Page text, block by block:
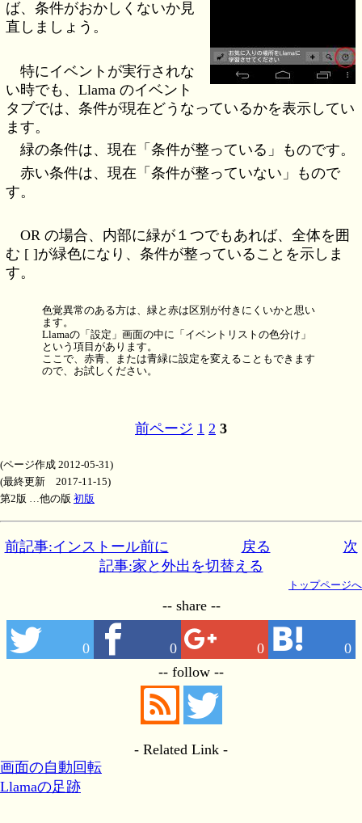
ば、条件がおかしくないか見
直しましょう。
特にイベントが実行されな
い時でも、Llama のイベント
タブでは、条件が現在どうなっているかを表示してい
ます。
緑の条件は、現在「条件が整っている」ものです。
赤い条件は、現在「条件が整っていない」もので
す。
OR の場合、内部に緑が１つでもあれば、全体を囲
む [ ]が緑色になり、条件が整っていることを示しま
す。
色覚異常のある方は、緑と赤は区別が付きにくいかと思い
ます。
Llamaの「設定」画面の中に「イベントリストの色分け」
という項目があります。
ここで、赤青、または青緑に設定を変えることもできます
ので、お試しください。
前ページ 1 2 3
(ページ作成 2012-05-31)
(最終更新 2017-11-15)
第2版 …他の版 初版
前記事:インストール前に 戻る
次
記事:家と外出を切替える
トップページへ
-- share --
0 0 0 0
-- follow --
- Related Link -
画面の自動回転
Llamaの足跡